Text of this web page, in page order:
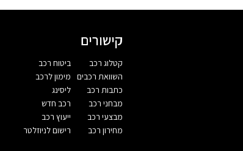
קישורים
קטלוג רכב
השוואת רכבים
כתבות רכב
מבחני רכב
מבצעי רכב
מחירון רכב
ביטוח רכב
מימון לרכב
ליסינג
רכב חדש
ייעוץ רכב
רישום לניוזלטר